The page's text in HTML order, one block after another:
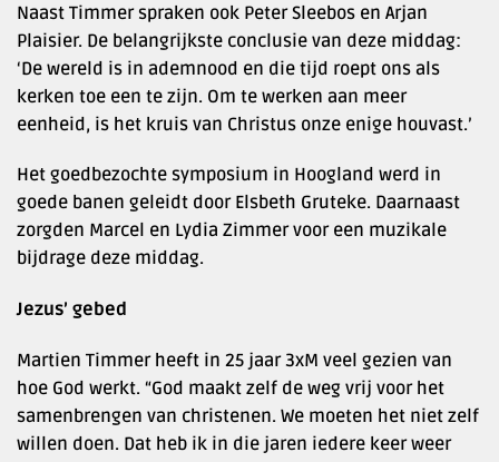
Naast Timmer spraken ook Peter Sleebos en Arjan
Plaisier. De belangrijkste conclusie van deze middag:
‘De wereld is in ademnood en die tijd roept ons als
kerken toe een te zijn. Om te werken aan meer
eenheid, is het kruis van Christus onze enige houvast.’
Het goedbezochte symposium in Hoogland werd in
goede banen geleidt door Elsbeth Gruteke. Daarnaast
zorgden Marcel en Lydia Zimmer voor een muzikale
bijdrage deze middag.
Jezus’ gebed
Martien Timmer heeft in 25 jaar 3xM veel gezien van
hoe God werkt. “God maakt zelf de weg vrij voor het
samenbrengen van christenen. We moeten het niet zelf
willen doen. Dat heb ik in die jaren iedere keer weer